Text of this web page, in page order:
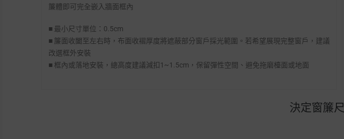
簾體即可完全嵌入牆面框內
■ 最小尺寸單位：0.5cm
■ 簾面收闔至左右時，布面收褶厚度將遮蔽部分窗戶採光範圍。若希望展現完整窗戶，建議
改選框外安裝
■ 框內或落地安裝，總高度建議減扣1~1.5cm，保留彈性空間、避免拖磨檯面或地面
決定窗簾